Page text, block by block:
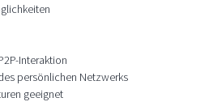
Interaktion
persönlichen Netzwerks
geeignet